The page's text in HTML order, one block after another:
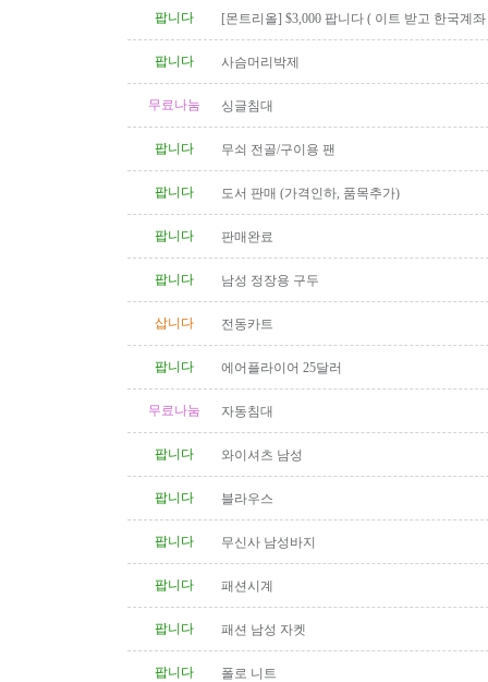
팝니다
[몬트리올] $3,000 팝니다 ( 이트 받고 한국계
팝니다
사슴머리박제
무료나눔 싱글침대
팝니다 무쇠 전골/구이용 팬
팝니다 도서 판매 (가격인하, 품목추가)
팝니다 판매완료
팝니다 남성 정장용 구두
삽니다 전동카트
팝니다 에어플라이어 25달러
무료나눔 자동침대
팝니다 와이셔츠 남성
팝니다 블라우스
팝니다 무신사 남성바지
팝니다 패션시계
팝니다 패션 남성 자켓
팝니다 폴로 니트